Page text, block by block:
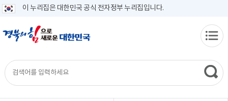
이 누리집은 대한민국 공식 전자정부 누리집입니다.